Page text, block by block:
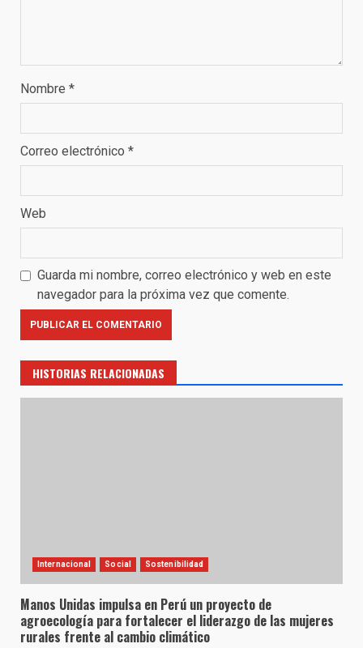
Nombre *
Correo electrónico *
Web
Guarda mi nombre, correo electrónico y web en este
navegador para la próxima vez que comente.
HISTORIAS RELACIONADAS
Internacional Social Sostenibilidad
Manos Unidas impulsa en Perú un proyecto de
agroecología para fortalecer el liderazgo de las mujeres
rurales frente al cambio climático